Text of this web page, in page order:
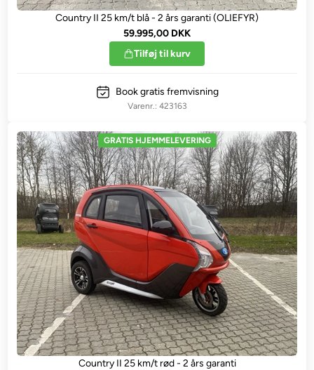
Country II 25 km/t blå - 2 års garanti (OLIEFYR)
59.995,00 DKK
Tilføj til kurv
Book gratis fremvisning
423163
GRATIS HJEMMELEVERING
Country II 25 km/t rød - 2 års garanti